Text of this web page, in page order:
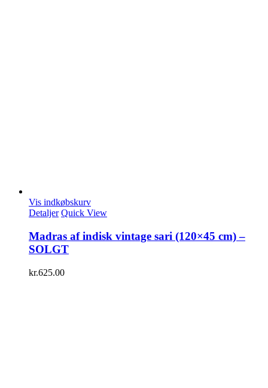
Vis indkøbskurv
Detaljer Quick View
Madras af indisk vintage sari (120×45 cm) –
SOLGT
kr.625.00